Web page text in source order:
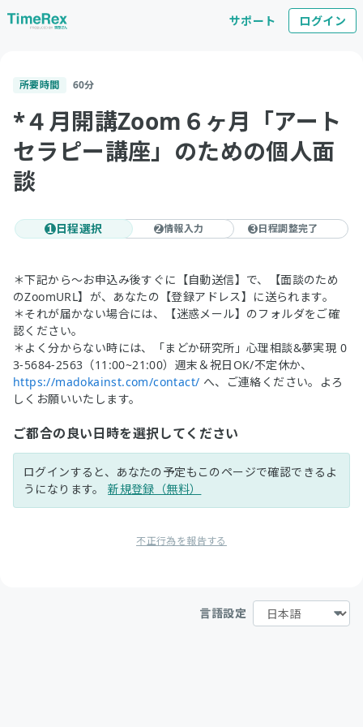
サポート ログイン
所要時間 60分
*４月開講Zoom６ヶ月「アート
セラピー講座」のための個人面
談
1 日程選択 2情報入力 3 日程調整完了
＊下記から～お申込み後すぐに【自動送信】で、【面談のため
のZoomURL】が、あなたの【登録アドレス】に送られます。
＊それが届かない場合には、【迷惑メール】のフォルダをご確
認ください。
＊よく分からない時には、「まどか研究所」心理相談&夢実現 0
3-5684-2563（11:00~21:00）週末＆祝日OK/不定休か、
https://madokainst.com/contact/ へ、ご連絡ください。よろ
しくお願いいたします。
ご都合の良い日時を選択してください
ログインすると、あなたの予定もこのページで確認できるよ
うになります。新規登録（無料）
不正行為を報告する
言語設定